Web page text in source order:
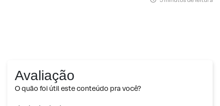
Avaliação
O quão foi útil este conteúdo pra você?